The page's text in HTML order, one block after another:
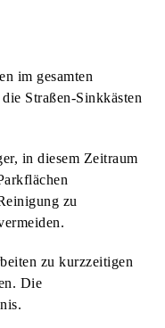
im gesamten
Straßen-Sinkkästen
in diesem Zeitraum
zu
zu kurzzeitigen
Die